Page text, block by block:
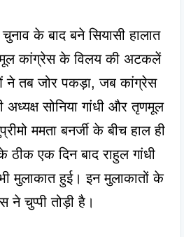
के बाद बने सियासी हालात
कांग्रेस के विलय की अटकलें
ने तब जोर पकड़ा, जब कांग्रेस
अध्यक्ष सोनिया गांधी और तृणमूल
ममता बनर्जी के बीच हाल ही
एक दिन बाद राहुल गांधी
मुलाकात हुई। इन मुलाकातों के
ने चुप्पी तोड़ी है।